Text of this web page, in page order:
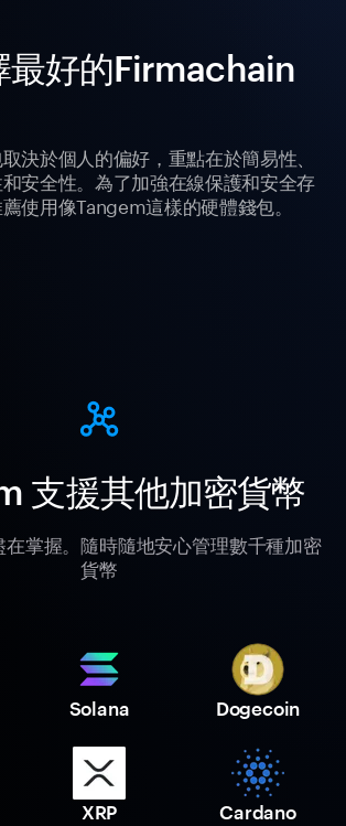
最好的Firmachain
決於個人的偏好，重點在於簡易性、
安全性。為了加強在線保護和安全存
使用像Tangem這樣的硬體錢包。
支援其他加密貨幣
掌握。隨時隨地安心管理數千種加密
貨幣
Solana Dogecoin
XRP Cardano